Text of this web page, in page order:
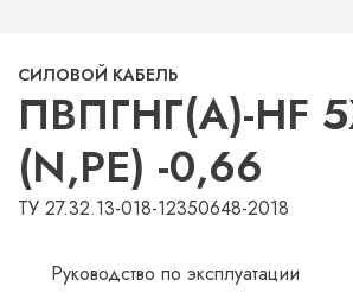
СИЛОВОЙ КАБЕЛЬ
ПВПГНГ(А)-HF
(N,PE) -0,66
ТУ 27.32.13-018-12350648-2018
Руководство по эксплуатации